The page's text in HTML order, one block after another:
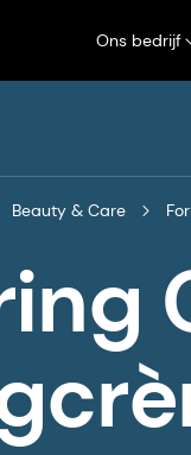
Ons bedrijf
Beauty & Care